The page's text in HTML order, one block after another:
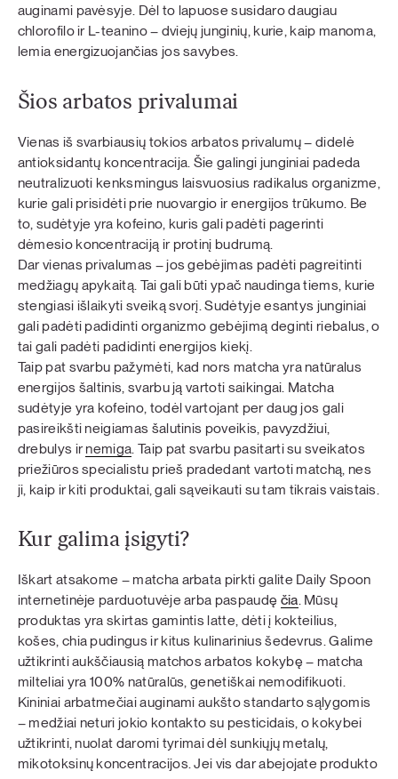
auginami pavėsyje. Dėl to lapuose susidaro daugiau
chlorofilo ir L-teanino – dviejų junginių, kurie, kaip manoma,
lemia energizuojančias jos savybes.
Šios arbatos privalumai
Vienas iš svarbiausių tokios arbatos privalumų – didelė
antioksidantų koncentracija. Šie galingi junginiai padeda
neutralizuoti kenksmingus laisvuosius radikalus organizme,
kurie gali prisidėti prie nuovargio ir energijos trūkumo. Be
to, sudėtyje yra kofeino, kuris gali padėti pagerinti
dėmesio koncentraciją ir protinį budrumą.
Dar vienas privalumas – jos gebėjimas padėti pagreitinti
medžiagų apykaitą. Tai gali būti ypač naudinga tiems, kurie
stengiasi išlaikyti sveiką svorį. Sudėtyje esantys junginiai
gali padėti padidinti organizmo gebėjimą deginti riebalus, o
tai gali padėti padidinti energijos kiekį.
Taip pat svarbu pažymėti, kad nors matcha yra natūralus
energijos šaltinis, svarbu ją vartoti saikingai. Matcha
sudėtyje yra kofeino, todėl vartojant per daug jos gali
pasireikšti neigiamas šalutinis poveikis, pavyzdžiui,
drebulys irnemiga . Taip pat svarbu pasitarti su sveikatos
priežiūros specialistu prieš pradedant vartoti matchą, nes
ji, kaip ir kiti produktai, gali sąveikauti su tam tikrais vaistais.
Kur galima įsigyti?
Iškart atsakome – matcha arbata pirkti galite Daily Spoon
internetinėje parduotuvėje arba paspaudę čia. Mūsų
produktas yra skirtas gamintis latte, dėti į kokteilius,
košes, chia pudingus ir kitus kulinarinius šedevrus. Galime
užtikrinti aukščiausią matchos arbatos kokybę – matcha
milteliai yra 100% natūralūs, genetiškai nemodifikuoti.
Kininiai arbatmečiai auginami aukšto standarto sąlygomis
– medžiai neturi jokio kontakto su pesticidais, o kokybei
užtikrinti, nuolat daromi tyrimai dėl sunkiųjų metalų,
mikotoksinų koncentracijos. Jei vis dar abejojate produkto